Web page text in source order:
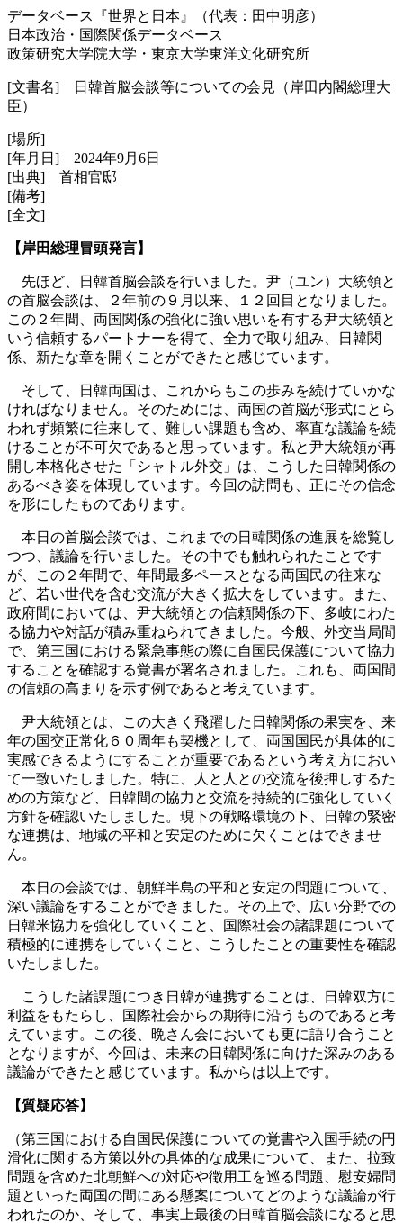
データベース『世界と日本』（代表：田中明彦）
日本政治・国際関係データベース
政策研究大学院大学・東京大学東洋文化研究所
[文書名] 日韓首脳会談等についての会見（岸田内閣総理大
臣）
[場所]
[年月日] 2024年9月6日
[出典] 首相官邸
[備考]
[全文]
【岸田総理冒頭発言】
先ほど、日韓首脳会談を行いました。尹（ユン）大統領と
の首脳会談は、２年前の９月以来、１２回目となりました。
この２年間、両国関係の強化に強い思いを有する尹大統領と
いう信頼するパートナーを得て、全力で取り組み、日韓関
係、新たな章を開くことができたと感じています。
そして、日韓両国は、これからもこの歩みを続けていかな
ければなりません。そのためには、両国の首脳が形式にとら
われず頻繁に往来して、難しい課題も含め、率直な議論を続
けることが不可欠であると思っています。私と尹大統領が再
開し本格化させた「シャトル外交」は、こうした日韓関係の
あるべき姿を体現しています。今回の訪問も、正にその信念
を形にしたものであります。
本日の首脳会談では、これまでの日韓関係の進展を総覧し
つつ、議論を行いました。その中でも触れられたことです
が、この２年間で、年間最多ペースとなる両国民の往来な
ど、若い世代を含む交流が大きく拡大をしています。また、
政府間においては、尹大統領との信頼関係の下、多岐にわた
る協力や対話が積み重ねられてきました。今般、外交当局間
で、第三国における緊急事態の際に自国民保護について協力
することを確認する覚書が署名されました。これも、両国間
の信頼の高まりを示す例であると考えています。
尹大統領とは、この大きく飛躍した日韓関係の果実を、来
年の国交正常化６０周年も契機として、両国国民が具体的に
実感できるようにすることが重要であるという考え方におい
て一致いたしました。特に、人と人との交流を後押しするた
めの方策など、日韓間の協力と交流を持続的に強化していく
方針を確認いたしました。現下の戦略環境の下、日韓の緊密
な連携は、地域の平和と安定のために欠くことはできませ
ん。
本日の会談では、朝鮮半島の平和と安定の問題について、
深い議論をすることができました。その上で、広い分野での
日韓米協力を強化していくこと、国際社会の諸課題について
積極的に連携をしていくこと、こうしたことの重要性を確認
いたしました。
こうした諸課題につき日韓が連携することは、日韓双方に
利益をもたらし、国際社会からの期待に沿うものであると考
えています。この後、晩さん会においても更に語り合うこと
となりますが、今回は、未来の日韓関係に向けた深みのある
議論ができたと感じています。私からは以上です。
【質疑応答】
（第三国における自国民保護についての覚書や入国手続の円
滑化に関する方策以外の具体的な成果について、また、拉致
問題を含めた北朝鮮への対応や徴用工を巡る問題、慰安婦問
題といった両国の間にある懸案についてどのような議論が行
われたのか、そして、事実上最後の日韓首脳会談になると思